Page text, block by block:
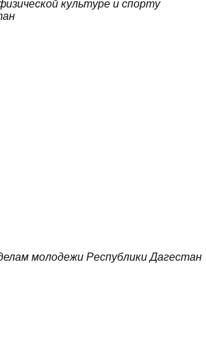
культуре и спорту
молодежи Республики Дагестан